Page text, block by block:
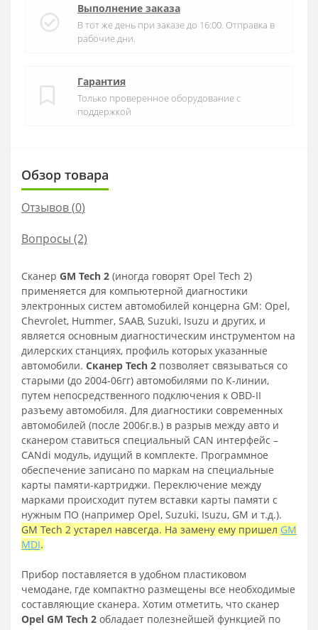
Выполнение заказа
В тот же день при заказе до 16:00. Отправка в
рабочие дни.
Гарантия
Только проверенное оборудование с
поддержкой
Обзор товара
Отзывов (0)
Вопросы (2)
Сканер GM Tech 2 (иногда говорят Opel Tech 2)
применяется для компьютерной диагностики
электронных систем автомобилей концерна GM: Opel,
Chevrolet, Hummer, SAAB, Suzuki, Isuzu и других, и
является основным диагностическим инструментом на
дилерских станциях, профиль которых указанные
автомобили. Сканер Tech 2 позволяет связываться со
старыми (до 2004-06гг) автомобилями по К-линии,
путем непосредственного подключения к OBD-II
разъему автомобиля. Для диагностики современных
автомобилей (после 2006г.в.) в разрыв между авто и
сканером ставиться специальный CAN интерфейс –
CANdi модуль, идущий в комплекте. Программное
обеспечение записано по маркам на специальные
карты памяти-картриджи. Переключение между
марками происходит путем вставки карты памяти с
нужным ПО (например Opel, Suzuki, Isuzu, GM и т.д.).
GM Tech 2 устарел навсегда. На замену ему пришел GM
MDI.
Прибор поставляется в удобном пластиковом
чемодане, где компактно размещены все необходимые
составляющие сканера. Хотим отметить, что сканер
Opel GM Tech 2 обладает полезнейшей функцией по